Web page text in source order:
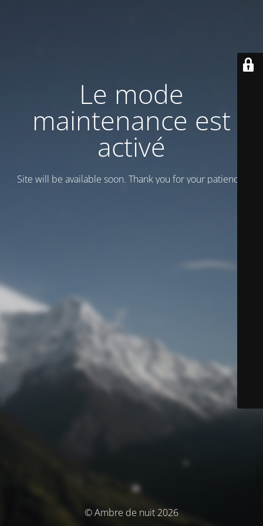
Le mode
maintenance est
activé
Site will be available soon. Thank you for your patience!
© Ambre de nuit 2026